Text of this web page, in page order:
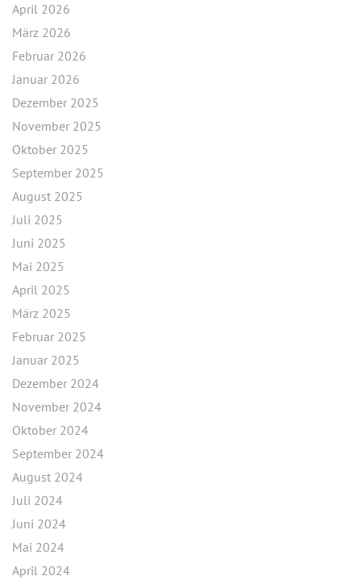
April 2026
März 2026
Februar 2026
Januar 2026
Dezember 2025
November 2025
Oktober 2025
September 2025
August 2025
Juli 2025
Juni 2025
Mai 2025
April 2025
März 2025
Februar 2025
Januar 2025
Dezember 2024
November 2024
Oktober 2024
September 2024
August 2024
Juli 2024
Juni 2024
Mai 2024
April 2024